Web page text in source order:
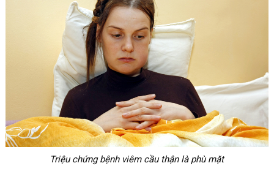
Triệu chứng bệnh viêm cầu thận là phù mặt